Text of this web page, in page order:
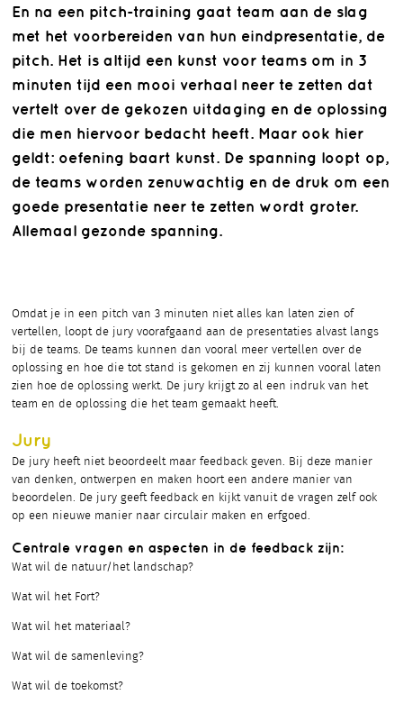
En na een pitch-training gaat team aan de slag
met het voorbereiden van hun eindpresentatie, de
pitch. Het is altijd een kunst voor teams om in 3
minuten tijd een mooi verhaal neer te zetten dat
vertelt over de gekozen uitdaging en de oplossing
die men hiervoor bedacht heeft. Maar ook hier
geldt: oefening baart kunst. De spanning loopt op,
de teams worden zenuwachtig en de druk om een
goede presentatie neer te zetten wordt groter.
Allemaal gezonde spanning.
Omdat je in een pitch van 3 minuten niet alles kan laten zien of
vertellen, loopt de jury voorafgaand aan de presentaties alvast langs
bij de teams. De teams kunnen dan vooral meer vertellen over de
oplossing en hoe die tot stand is gekomen en zij kunnen vooral laten
zien hoe de oplossing werkt. De jury krijgt zo al een indruk van het
team en de oplossing die het team gemaakt heeft.
Jury
De jury heeft niet beoordeelt maar feedback geven. Bij deze manier
van denken, ontwerpen en maken hoort een andere manier van
beoordelen. De jury geeft feedback en kijkt vanuit de vragen zelf ook
op een nieuwe manier naar circulair maken en erfgoed.
Centrale vragen en aspecten in de feedback zijn:
Wat wil de natuur/het landschap?
Wat wil het Fort?
Wat wil het materiaal?
Wat wil de samenleving?
Wat wil de toekomst?